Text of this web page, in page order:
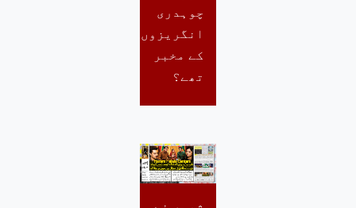
چوہدری
انگریزوں
کے مخبر
تھے؟